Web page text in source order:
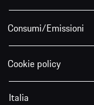
Consumi/Emissioni
Cookie policy
Italia